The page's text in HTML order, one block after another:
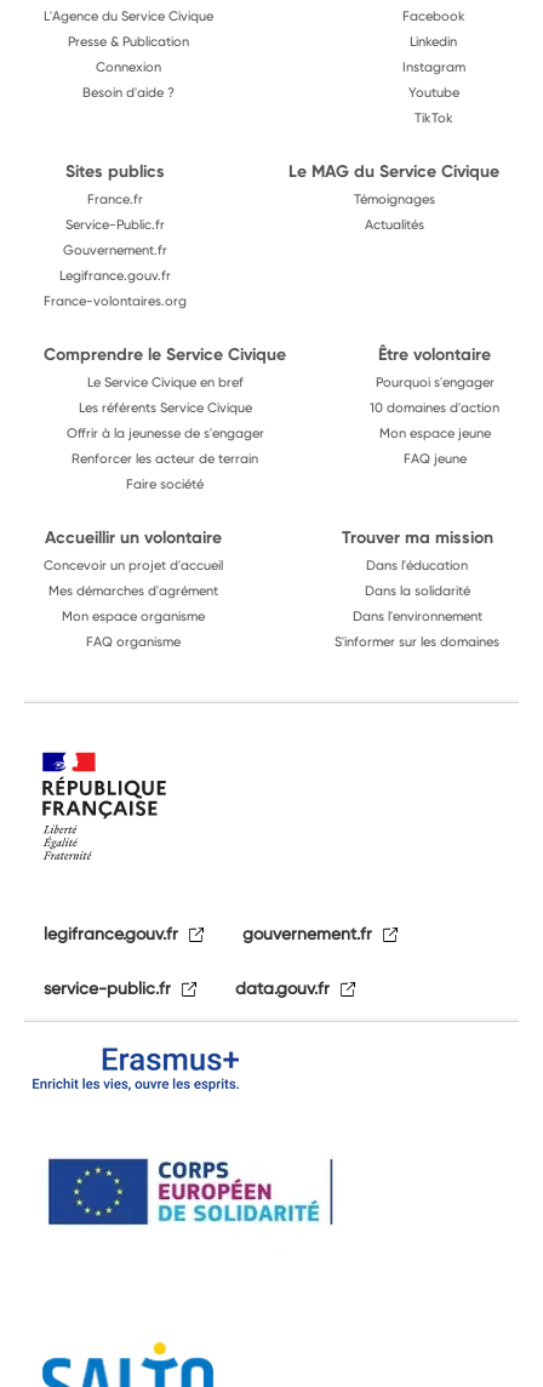
L'Agence du Service Civique
Presse & Publication
Connexion
Besoin d'aide ?
Facebook
Linkedin
Instagram
Youtube
TikTok
Sites publics
France.fr
Service-Public.fr
Gouvernement.fr
Legifrance.gouv.fr
France-volontaires.org
Le MAG du Service Civique
Témoignages
Actualités
Comprendre le Service Civique
Le Service Civique en bref
Les référents Service Civique
Offrir à la jeunesse de s'engager
Renforcer les acteur de terrain
Faire société
Être volontaire
Pourquoi s'engager
10 domaines d'action
Mon espace jeune
FAQ jeune
Accueillir un volontaire
Concevoir un projet d'accueil
Mes démarches d'agrément
Mon espace organisme
FAQ organisme
Trouver ma mission
Dans l'éducation
Dans la solidarité
Dans l'environnement
S'informer sur les domaines
legifrance.gouv.fr gouvernement.fr
service-public.fr data.gouv.fr